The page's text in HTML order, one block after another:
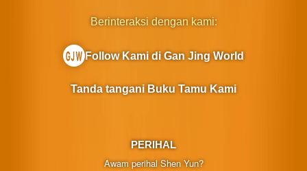
PERIHAL
Awam perihal Shen Yun?
Berinteraksi dengan kami:
Follow Kami di Gan Jing World
Tanda tangani Buku Tamu Kami